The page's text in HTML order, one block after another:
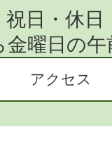
日・休日
金曜日の
アクセス